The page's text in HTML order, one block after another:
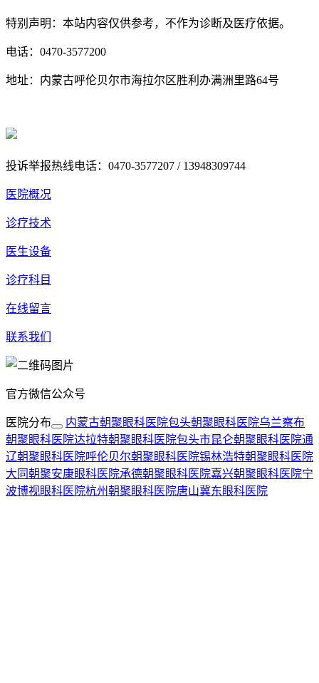
特别声明：本站内容仅供参考，不作为诊断及医疗依据。
电话：0470-3577200
地址：内蒙古呼伦贝尔市海拉尔区胜利办满洲里路64号
投诉举报热线电话：0470-3577207 / 13948309744
医院概况
诊疗技术
医生设备
诊疗科目
在线留言
联系我们
官方微信公众号
医院分布 内蒙古朝聚眼科医院包头朝聚眼科医院乌兰察布
朝聚眼科医院达拉特朝聚眼科医院包头市昆仑朝聚眼科医院通
辽朝聚眼科医院呼伦贝尔朝聚眼科医院锡林浩特朝聚眼科医院
大同朝聚安康眼科医院承德朝聚眼科医院嘉兴朝聚眼科医院宁
波博视眼科医院杭州朝聚眼科医院唐山冀东眼科医院